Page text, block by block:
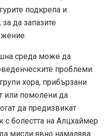
подкрепа и
да запазите
среда може да
проблеми.
хора, прибързани
или помолени да
да предизвикат
с болестта на Алцхаймер
мисли явно намалява